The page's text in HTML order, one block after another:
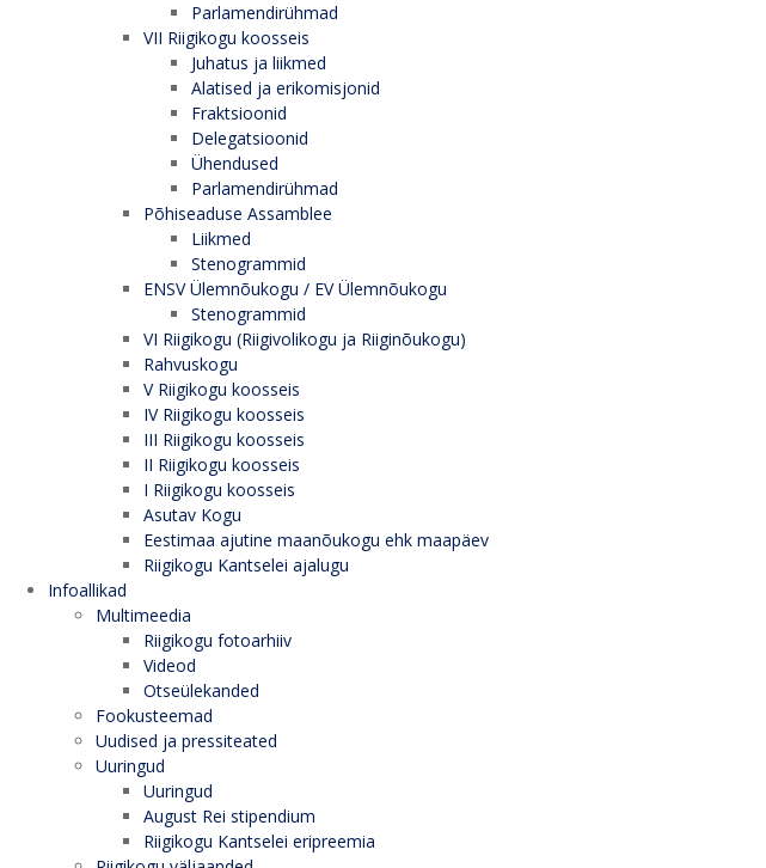
Parlamendirühmad
VII Riigikogu koosseis
Juhatus ja liikmed
Alatised ja erikomisjonid
Fraktsioonid
Delegatsioonid
Ühendused
Parlamendirühmad
Põhiseaduse Assamblee
Liikmed
Stenogrammid
ENSV Ülemnõukogu / EV Ülemnõukogu
Stenogrammid
VI Riigikogu (Riigivolikogu ja Riiginõukogu)
Rahvuskogu
V Riigikogu koosseis
IV Riigikogu koosseis
III Riigikogu koosseis
II Riigikogu koosseis
I Riigikogu koosseis
Asutav Kogu
Eestimaa ajutine maanõukogu ehk maapäev
Riigikogu Kantselei ajalugu
Infoallikad
Multimeedia
Riigikogu fotoarhiiv
Videod
Otseülekanded
Fookusteemad
Uudised ja pressiteated
Uuringud
Uuringud
August Rei stipendium
Riigikogu Kantselei eripreemia